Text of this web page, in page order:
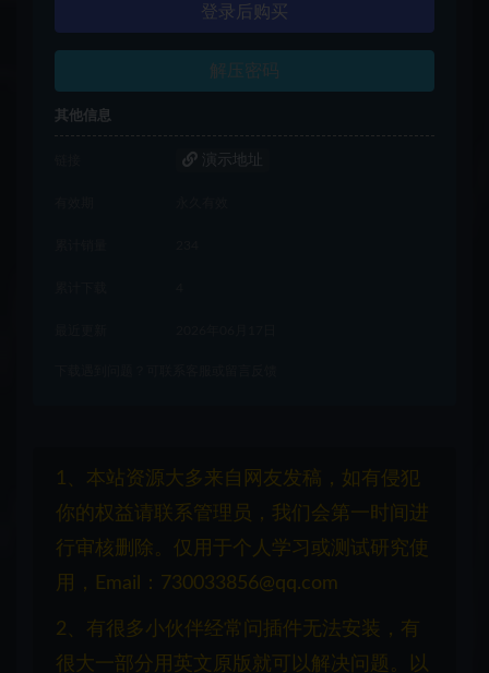
登录后购买
解压密码
其他信息
演示地址
1、本站资源大多来自网友发稿，如有侵犯
你的权益请联系管理员，我们会第一时间进
行审核删除。仅用于个人学习或测试研究使
用，Email：730033856@qq.com
2、有很多小伙伴经常问插件无法安装，有
很大一部分用英文原版就可以解决问题。以